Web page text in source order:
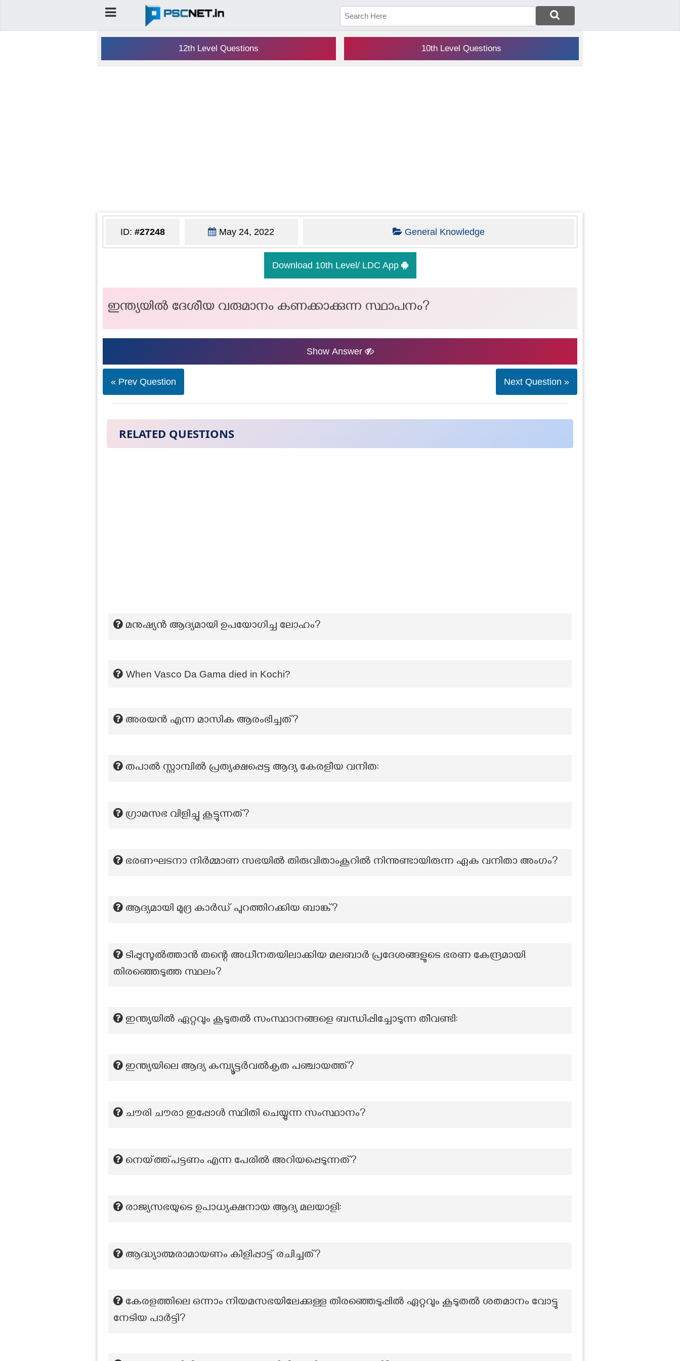
12th Level Questions 10th Level Questions
ID: #27248 May 24, 2022 General Knowledge
Download 10th Level/ LDC App
ഇന്ത്യയിൽ ദേശീയ വരുമാനം കണക്കാക്കുന്ന സ്ഥാപനം?
Show Answer
« Prev Question Next Question »
RELATED QUESTIONS
മനുഷ്യൻ ആദ്യമായി ഉപയോഗിച്ച ലോഹം?
When Vasco Da Gama died in Kochi?
അരയന്‍ എന്ന മാസിക ആരംഭിച്ചത്?
തപാൽ സ്റ്റാമ്പിൽ പ്രത്യക്ഷപ്പെട്ട ആദ്യ കേരളീയ വനിത:
ഗ്രാമസഭ വിളിച്ചു കൂട്ടുന്നത്?
ഭരണഘടനാ നിർമ്മാണ സഭയിൽ തിരുവിതാംകൂറിൽ നിന്നുണ്ടായിരുന്ന ഏക വനിതാ അംഗം?
ആദ്യമായി മുദ്ര കാർഡ് പുറത്തിറക്കിയ ബാങ്ക്?
ടിപ്പുസുൽത്താൻ തന്റെ അധീനതയിലാക്കിയ മലബാർ പ്രദേശങ്ങളുടെ ഭരണ കേന്ദ്രമായി
തിരഞ്ഞെടുത്ത സ്ഥലം?
ഇന്ത്യയിൽ ഏറ്റവും കൂടുതൽ സംസ്ഥാനങ്ങളെ ബന്ധിപ്പിച്ചോടുന്ന തീവണ്ടി:
ഇന്ത്യയിലെ ആദ്യ കമ്പ്യൂട്ടർവൽകൃത പഞ്ചായത്ത്?
ചൗരി ചൗരാ ഇപ്പോൾ സ്ഥിതി ചെയ്യുന്ന സംസ്ഥാനം?
നെയ്ത്ത്പട്ടണം എന്ന പേരിൽ അറിയപ്പെടുന്നത്?
രാജ്യസഭയുടെ ഉപാധ്യക്ഷനായ ആദ്യ മലയാളി:
ആദ്ധ്യാത്മരാമായണം കിളിപ്പാട്ട് രചിച്ചത്?
കേരളത്തിലെ ഒന്നാം നിയമസഭയിലേക്കുള്ള തിരഞ്ഞെടുപ്പിൽ ഏറ്റവും കൂടുതൽ ശതമാനം വോട്ടു
നേടിയ പാർട്ടി?